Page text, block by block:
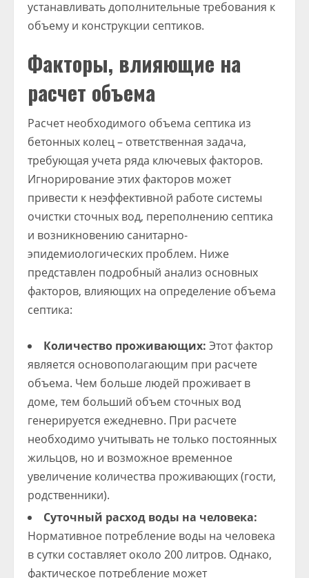
устанавливать дополнительные требования к
объему и конструкции септиков.
Факторы, влияющие на
расчет объема
Расчет необходимого объема септика из
бетонных колец – ответственная задача,
требующая учета ряда ключевых факторов.
Игнорирование этих факторов может
привести к неэффективной работе системы
очистки сточных вод, переполнению септика
и возникновению санитарно-
эпидемиологических проблем. Ниже
представлен подробный анализ основных
факторов, влияющих на определение объема
септика:
Количество проживающих: Этот фактор
является основополагающим при расчете
объема. Чем больше людей проживает в
доме, тем больший объем сточных вод
генерируется ежедневно. При расчете
необходимо учитывать не только постоянных
жильцов, но и возможное временное
увеличение количества проживающих (гости,
родственники).
Суточный расход воды на человека:
Нормативное потребление воды на человека
в сутки составляет около 200 литров. Однако,
фактическое потребление может